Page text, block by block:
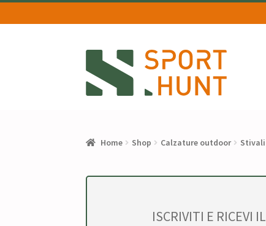
alla
navigazione
al
contenuto
Home Shop Calzature outdoor Stivali
ISCRIVITI E RICEVI IL